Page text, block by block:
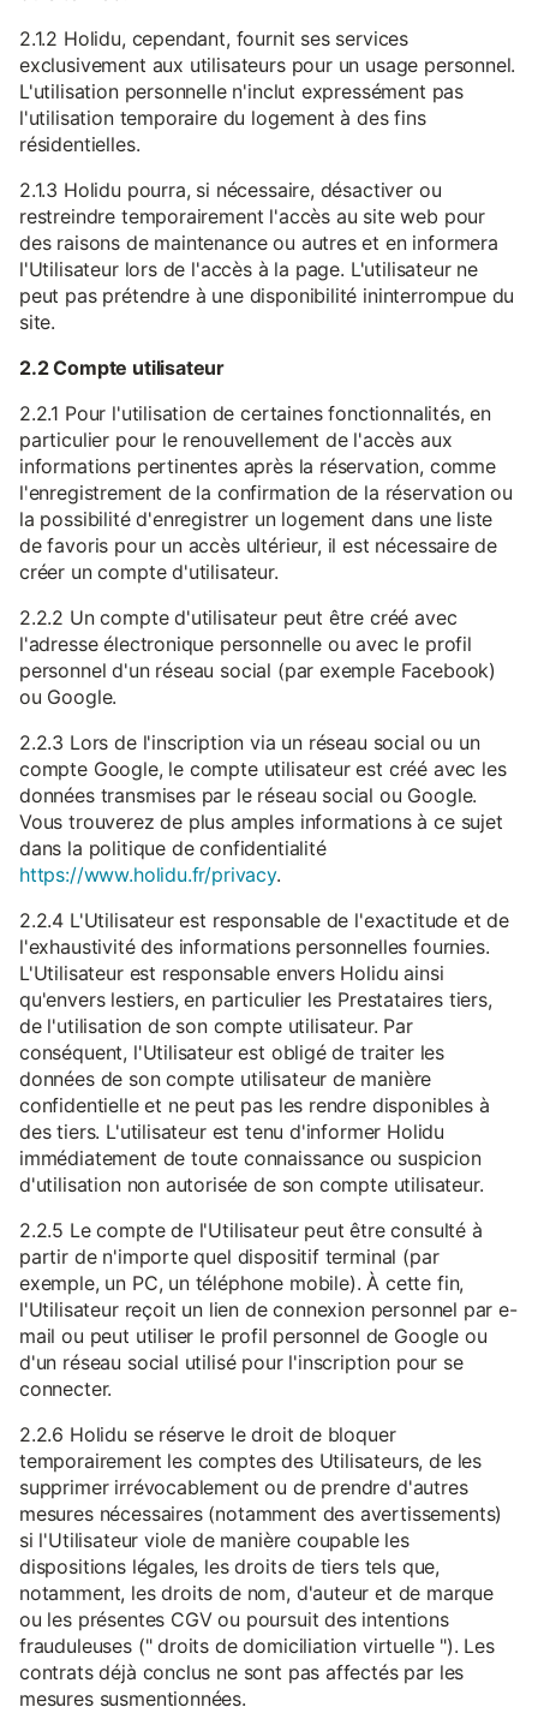
2.1.2 Holidu, cependant, fournit ses services
exclusivement aux utilisateurs pour un usage personnel.
L'utilisation personnelle n'inclut expressément pas
l'utilisation temporaire du logement à des fins
résidentielles.
2.1.3 Holidu pourra, si nécessaire, désactiver ou
restreindre temporairement l'accès au site web pour
des raisons de maintenance ou autres et en informera
l'Utilisateur lors de l'accès à la page. L'utilisateur ne
peut pas prétendre à une disponibilité ininterrompue du
site.
2.2 Compte utilisateur
2.2.1 Pour l'utilisation de certaines fonctionnalités, en
particulier pour le renouvellement de l'accès aux
informations pertinentes après la réservation, comme
l'enregistrement de la confirmation de la réservation ou
la possibilité d'enregistrer un logement dans une liste
de favoris pour un accès ultérieur, il est nécessaire de
créer un compte d'utilisateur.
2.2.2 Un compte d'utilisateur peut être créé avec
l'adresse électronique personnelle ou avec le profil
personnel d'un réseau social (par exemple Facebook)
ou Google.
2.2.3 Lors de l'inscription via un réseau social ou un
compte Google, le compte utilisateur est créé avec les
données transmises par le réseau social ou Google.
Vous trouverez de plus amples informations à ce sujet
dans la politique de confidentialité
https://www.holidu.fr/privacy.
2.2.4 L'Utilisateur est responsable de l'exactitude et de
l'exhaustivité des informations personnelles fournies.
L'Utilisateur est responsable envers Holidu ainsi
qu'envers lestiers, en particulier les Prestataires tiers,
de l'utilisation de son compte utilisateur. Par
conséquent, l'Utilisateur est obligé de traiter les
données de son compte utilisateur de manière
confidentielle et ne peut pas les rendre disponibles à
des tiers. L'utilisateur est tenu d'informer Holidu
immédiatement de toute connaissance ou suspicion
d'utilisation non autorisée de son compte utilisateur.
2.2.5 Le compte de l'Utilisateur peut être consulté à
partir de n'importe quel dispositif terminal (par
exemple, un PC, un téléphone mobile). À cette fin,
l'Utilisateur reçoit un lien de connexion personnel par e-
mail ou peut utiliser le profil personnel de Google ou
d'un réseau social utilisé pour l'inscription pour se
connecter.
2.2.6 Holidu se réserve le droit de bloquer
temporairement les comptes des Utilisateurs, de les
supprimer irrévocablement ou de prendre d'autres
mesures nécessaires (notamment des avertissements)
si l'Utilisateur viole de manière coupable les
dispositions légales, les droits de tiers tels que,
notamment, les droits de nom, d'auteur et de marque
ou les présentes CGV ou poursuit des intentions
frauduleuses (" droits de domiciliation virtuelle "). Les
contrats déjà conclus ne sont pas affectés par les
mesures susmentionnées.